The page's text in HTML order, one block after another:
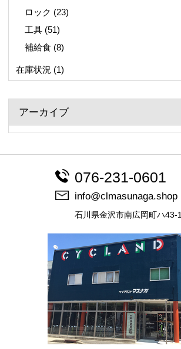
ロック (23)
工具 (51)
補給食 (8)
在庫状況 (1)
アーカイブ
076-231-0601
info@clmasunaga.shop
石川県金沢市南広岡町ハ43-1